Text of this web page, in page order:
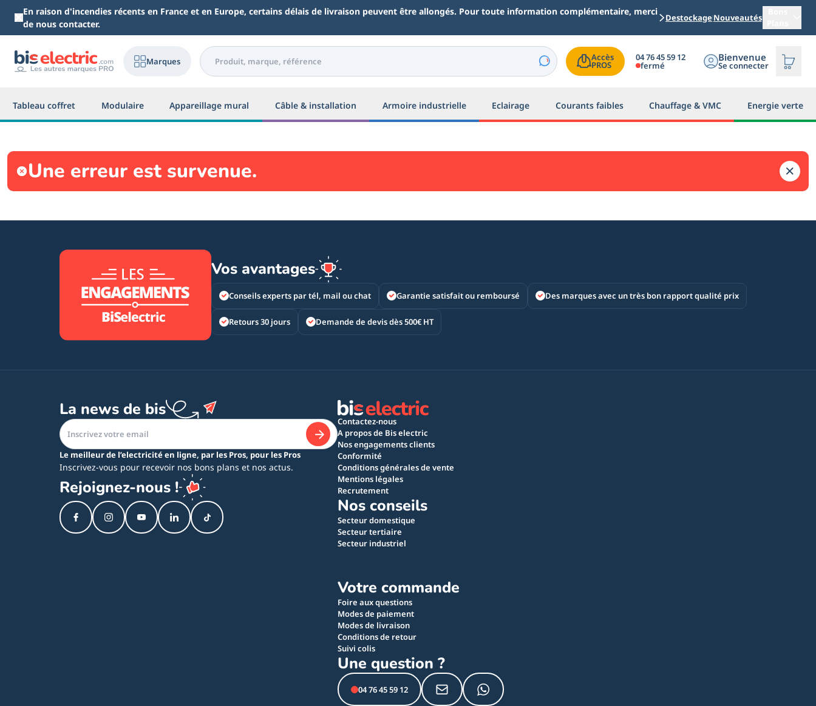
Aller au contenu principal
En raison d'incendies récents en France et en Europe, certains délais de livraison peuvent être allongés. Pour toute information complémentaire, merci
de nous contacter.
DestockageNouveautés
Marques Accès
PROS
04 76 45 59 12
fermé
Bienvenue
Se connecter
Tableau coffret Modulaire Appareillage mural Câble & installation Armoire industrielle Eclairage Courants faibles Chauffage & VMC Energie verte
Une erreur est survenue.
Vos avantages
Conseils experts par tél, mail ou chat Garantie satisfait ou remboursé Des marques avec un très bon rapport qualité prix
Retours 30 jours Demande de devis dès 500€ HT
La news de bis
Le meilleur de l’electricité en ligne, par les Pros, pour les Pros
Inscrivez-vous pour recevoir nos bons plans et nos actus.
Rejoignez-nous !
Contactez-nous
A propos de Bis electric
Nos engagements clients
Conformité
Conditions générales de vente
Mentions légales
Recrutement
Nos conseils
Secteur domestique
Secteur tertiaire
Secteur industriel
Votre commande
Foire aux questions
Modes de paiement
Modes de livraison
Conditions de retour
Suivi colis
Une question ?
04 76 45 59 12